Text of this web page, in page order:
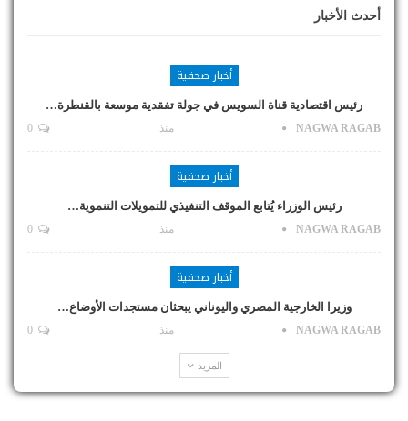
أحدث الأخبار
أخبار صحفية
رئيس اقتصادية قناة السويس في جولة تفقدية موسعة بالقنطرة…
NAGWA RAGAB منذ
أخبار صحفية
رئيس الوزراء يُتابع الموقف التنفيذي للتمويلات التنموية…
NAGWA RAGAB منذ
أخبار صحفية
وزيرا الخارجية المصري واليوناني يبحثان مستجدات الأوضاع…
NAGWA RAGAB منذ
المزيد